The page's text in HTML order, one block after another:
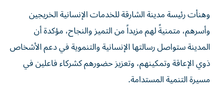
وهنأت رئيسة مدينة الشارقة للخدمات الإنسانية الخريجين
وأسرهم، متمنيةً لهم مزيداً من التميز والنجاح، مؤكدة أن
المدينة ستواصل رسالتها الإنسانية والتنموية في دعم الأشخاص
ذوي الإعاقة وتمكينهم، وتعزيز حضورهم كشركاء فاعلين في
مسيرة التنمية المستدامة.